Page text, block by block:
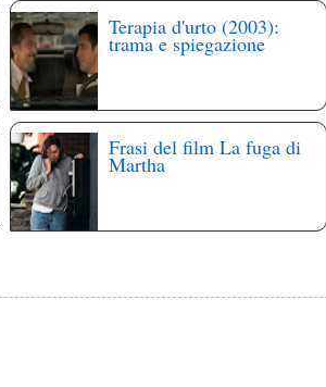
Terapia d'urto (2003):
trama e spiegazione
Frasi del film La fuga di
Martha